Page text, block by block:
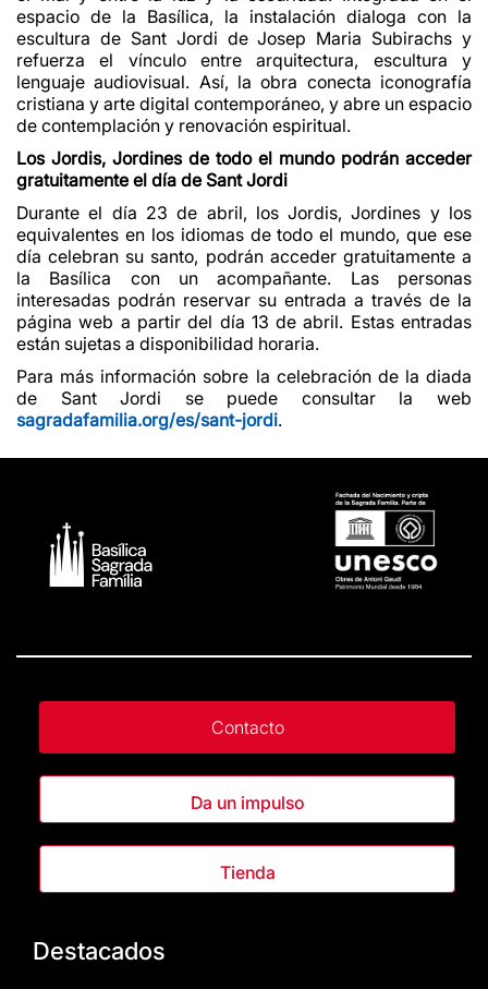
espacio de la Basílica, la instalación dialoga con la
escultura de Sant Jordi de Josep Maria Subirachs y
refuerza el vínculo entre arquitectura, escultura y
lenguaje audiovisual. Así, la obra conecta iconografía
cristiana y arte digital contemporáneo, y abre un espacio
de contemplación y renovación espiritual.
Los Jordis, Jordines de todo el mundo podrán acceder
gratuitamente el día de Sant Jordi
Durante el día 23 de abril, los Jordis, Jordines y los
equivalentes en los idiomas de todo el mundo, que ese
día celebran su santo, podrán acceder gratuitamente a
la Basílica con un acompañante. Las personas
interesadas podrán reservar su entrada a través de la
página web a partir del día 13 de abril. Estas entradas
están sujetas a disponibilidad horaria.
Para más información sobre la celebración de la diada
de Sant Jordi se puede consultar la web
sagradafamilia.org/es/sant-jordi.
Contacto
Da un impulso
Tienda
Destacados